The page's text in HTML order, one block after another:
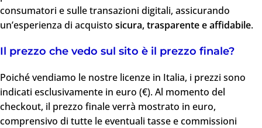
consumatori e sulle transazioni digitali, assicurando
un’esperienza di acquisto sicura, trasparente e affidabile.
Il prezzo che vedo sul sito è il prezzo finale?
Poiché vendiamo le nostre licenze in Italia, i prezzi sono
indicati esclusivamente in euro (€). Al momento del
checkout, il prezzo finale verrà mostrato in euro,
comprensivo di tutte le eventuali tasse e commissioni